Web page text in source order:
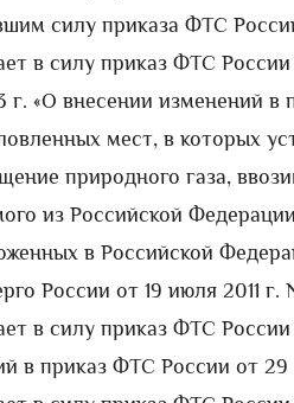
силу приказа ФТС
в силу приказ ФТС
г. «О внесении изменений в
мест, в которых
природного газа,
из Российской
в Российской
России от 19 июля 2011 г.
в силу приказ ФТС России
в приказ ФТС России от